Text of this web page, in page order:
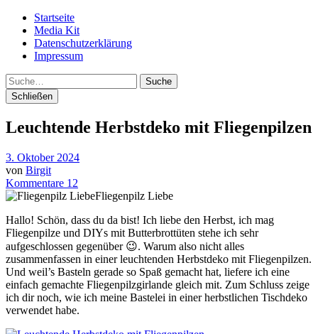
Startseite
Media Kit
Datenschutzerklärung
Impressum
Suche
Schließen
Leuchtende Herbstdeko mit Fliegenpilzen
3. Oktober 2024
von Birgit
Kommentare 12
Fliegenpilz Liebe
Hallo! Schön, dass du da bist! Ich liebe den Herbst, ich mag
Fliegenpilze und DIYs mit Butterbrottüten stehe ich sehr
aufgeschlossen gegenüber 😉. Warum also nicht alles
zusammenfassen in einer leuchtenden Herbstdeko mit Fliegenpilzen.
Und weil’s Basteln gerade so Spaß gemacht hat, liefere ich eine
einfach gemachte Fliegenpilzgirlande gleich mit. Zum Schluss zeige
ich dir noch, wie ich meine Bastelei in einer herbstlichen Tischdeko
verwendet habe.